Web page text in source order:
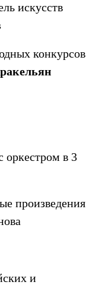
искусств
конкурсов
в 3
произведения
и